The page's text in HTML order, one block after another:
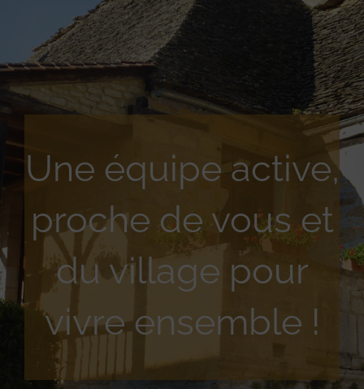
Une équipe active,
proche de vous et
du village pour
vivre ensemble !